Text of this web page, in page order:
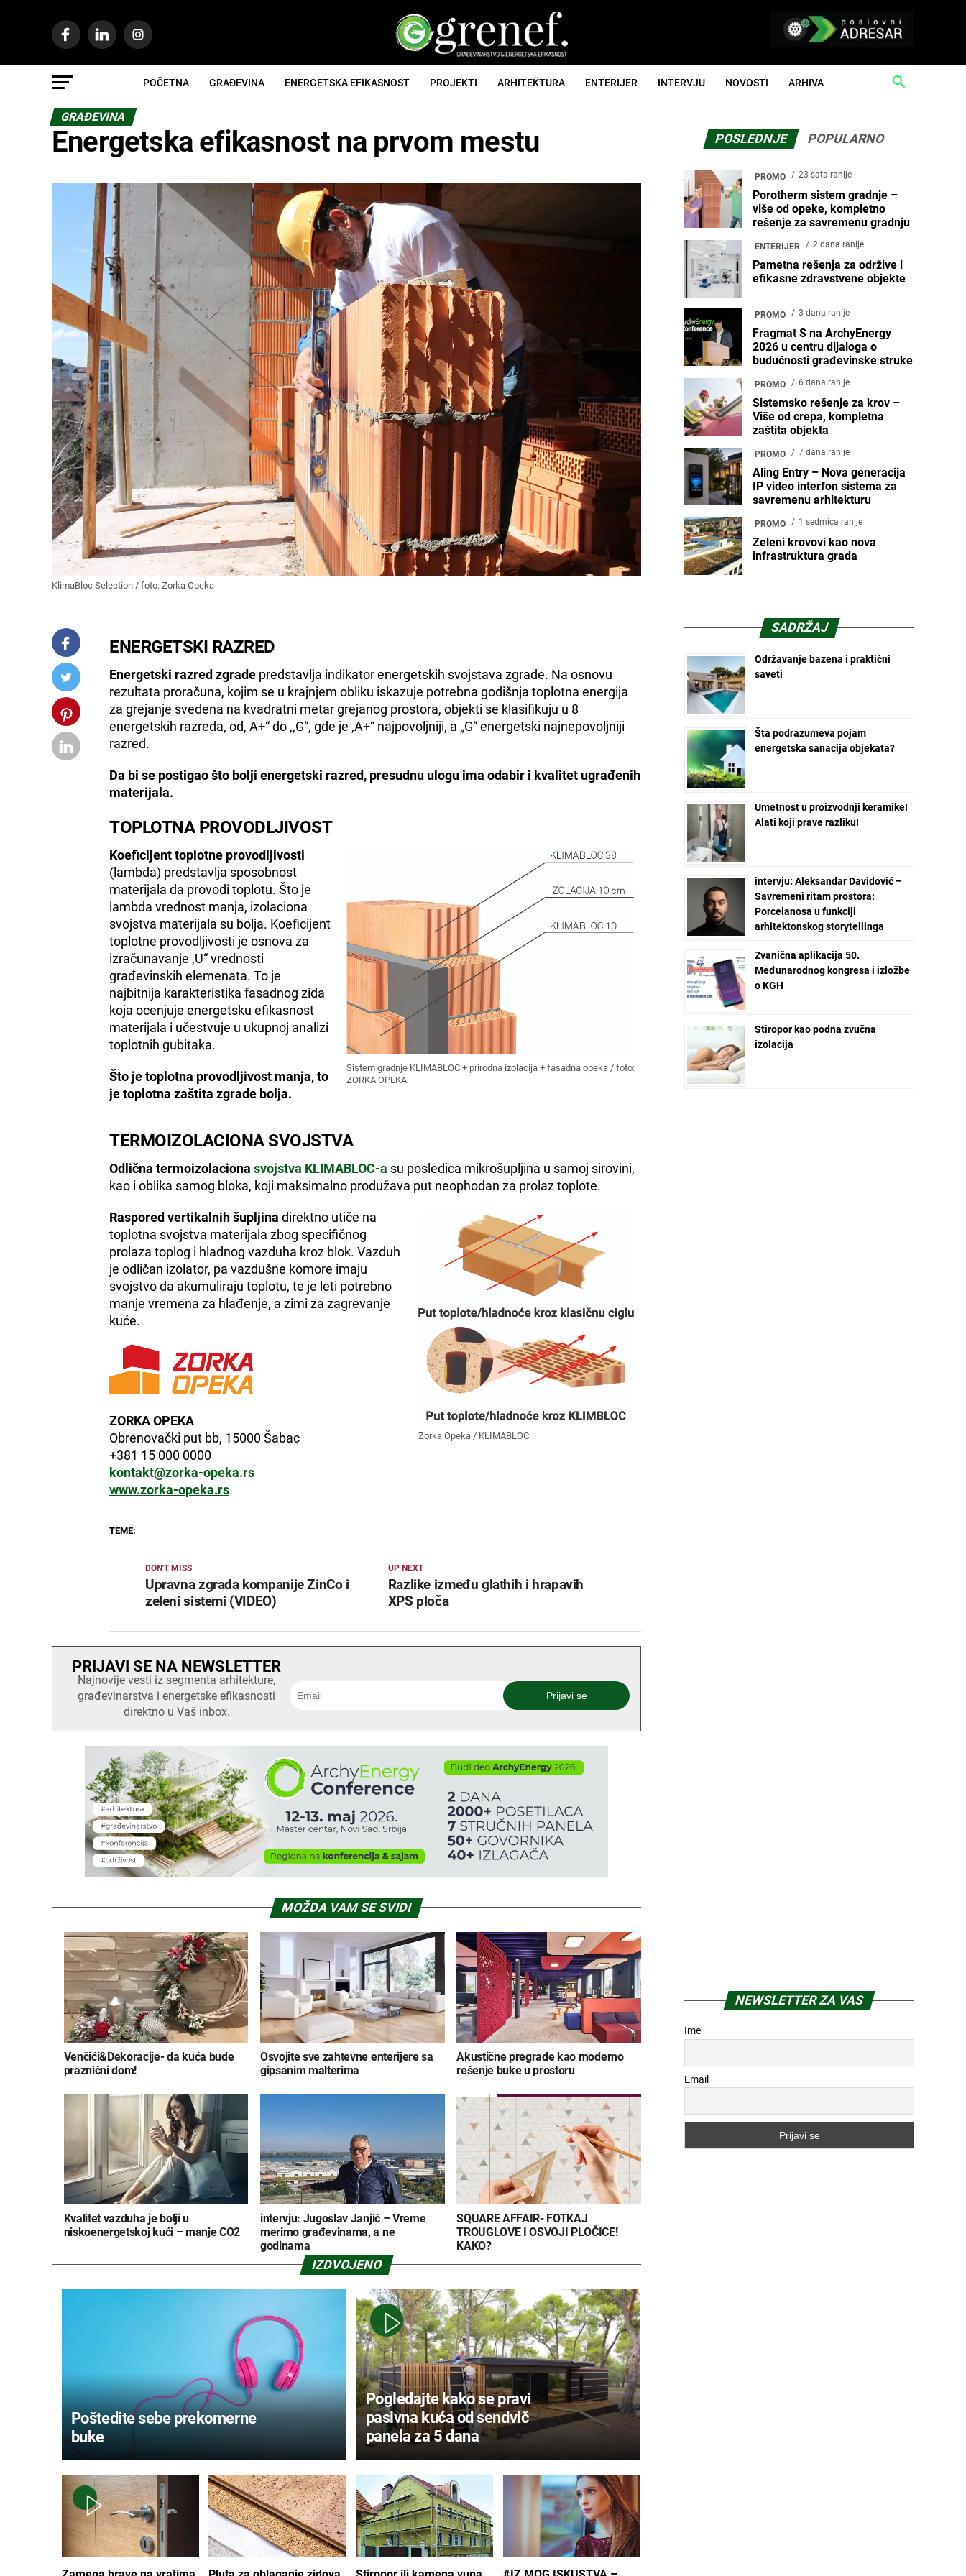
POČETNA GRAĐEVINA ENERGETSKA EFIKASNOST PROJEKTI ARHITEKTURA ENTERIJER INTERVJU NOVOSTI ARHIVA
GRAĐEVINA
Energetska efikasnost na prvom mestu
KlimaBloc Selection / foto: Zorka Opeka
ENERGETSKI RAZRED
Energetski razred zgrade predstavlja indikator energetskih svojstava zgrade. Na osnovu
rezultata proračuna, kojim se u krajnjem obliku iskazuje potrebna godišnja toplotna energija
za grejanje svedena na kvadratni metar grejanog prostora, objekti se klasifikuju u 8
energetskih razreda, od, A+“ do ,,G“, gde je ,A+“ najpovoljniji, a „G“ energetski najnepovoljniji
razred.
Da bi se postigao što bolji energetski razred, presudnu ulogu ima odabir i kvalitet ugrađenih
materijala.
TOPLOTNA PROVODLJIVOST
Sistem gradnje KLIMABLOC + prirodna izolacija + fasadna opeka / foto:
ZORKA OPEKA
Koeficijent toplotne provodljivosti
(lambda) predstavlja sposobnost
materijala da provodi toplotu. Što je
lambda vrednost manja, izolaciona
svojstva materijala su bolja. Koeficijent
toplotne provodljivosti je osnova za
izračunavanje ,U“ vrednosti
građevinskih elemenata. To je
najbitnija karakteristika fasadnog zida
koja ocenjuje energetsku efikasnost
materijala i učestvuje u ukupnoj analizi
toplotnih gubitaka.
Što je toplotna provodljivost manja, to
je toplotna zaštita zgrade bolja.
TERMOIZOLACIONA SVOJSTVA
Odlična termoizolaciona svojstva KLIMABLOC-a su posledica mikrošupljina u samoj sirovini,
kao i oblika samog bloka, koji maksimalno produžava put neophodan za prolaz toplote.
Zorka Opeka / KLIMABLOC
Raspored vertikalnih šupljina direktno utiče na
toplotna svojstva materijala zbog specifičnog
prolaza toplog i hladnog vazduha kroz blok. Vazduh
je odličan izolator, pa vazdušne komore imaju
svojstvo da akumuliraju toplotu, te je leti potrebno
manje vremena za hlađenje, a zimi za zagrevanje
kuće.
ZORKA OPEKA
Obrenovački put bb, 15000 Šabac
+381 15 000 0000
kontakt@zorka-opeka.rs
www.zorka-opeka.rs
TEME:
UP NEXT
Razlike između glathih i hrapavih
XPS ploča
DON'T MISS
Upravna zgrada kompanije ZinCo i
zeleni sistemi (VIDEO)
PRIJAVI SE NA NEWSLETTER
Najnovije vesti iz segmenta arhitekture,
građevinarstva i energetske efikasnosti
direktno u Vaš inbox.
MOŽDA VAM SE SVIDI
Venčići&Dekoracije- da kuća bude
praznični dom!
Osvojite sve zahtevne enterijere sa
gipsanim malterima
Akustične pregrade kao moderno
rešenje buke u prostoru
Kvalitet vazduha je bolji u
niskoenergetskoj kući – manje CO2
intervju: Jugoslav Janjić – Vreme
merimo građevinama, a ne
godinama
SQUARE AFFAIR- FOTKAJ
TROUGLOVE I OSVOJI PLOČICE!
KAKO?
IZDVOJENO
Poštedite sebe prekomerne
buke
Pogledajte kako se pravi
pasivna kuća od sendvič
panela za 5 dana
POSLEDNJE POPULARNO
PROMO 23 sata ranije
Porotherm sistem gradnje –
više od opeke, kompletno
rešenje za savremenu gradnju
ENTERIJER 2 dana ranije
Pametna rešenja za održive i
efikasne zdravstvene objekte
PROMO 3 dana ranije
Fragmat S na ArchyEnergy
2026 u centru dijaloga o
budućnosti građevinske struke
PROMO 6 dana ranije
Sistemsko rešenje za krov –
Više od crepa, kompletna
zaštita objekta
PROMO 7 dana ranije
Aling Entry – Nova generacija
IP video interfon sistema za
savremenu arhitekturu
PROMO 1 sedmica ranije
Zeleni krovovi kao nova
infrastruktura grada
SADRŽAJ
Održavanje bazena i praktični
saveti
Šta podrazumeva pojam
energetska sanacija objekata?
Umetnost u proizvodnji keramike!
Alati koji prave razliku!
intervju: Aleksandar Davidović –
Savremeni ritam prostora:
Porcelanosa u funkciji
arhitektonskog storytellinga
Zvanična aplikacija 50.
Međunarodnog kongresa i izložbe
o KGH
Stiropor kao podna zvučna
izolacija